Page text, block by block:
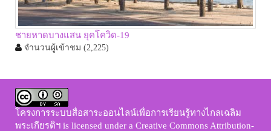
ชายหาดบางแสน ยุคโควิด-19
จำนวนผู้เข้าชม (2,225)
โครงการระบบสื่อสาระออนไลน์เพื่อการเรียนรู้ทางไกลเฉลิม
พระเกียรติฯ is licensed under a Creative Commons Attribution-